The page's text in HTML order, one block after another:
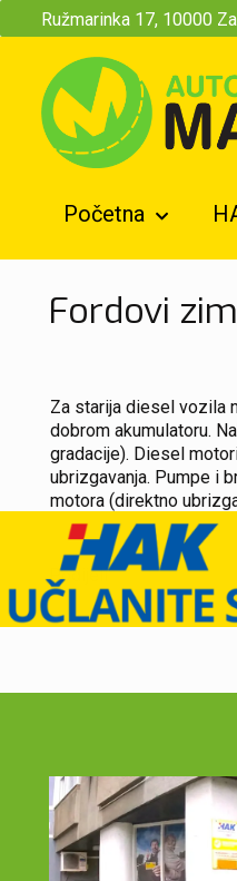
Ružmarinka 17, 10000
Početna
Fordovi
Za starija diesel vozila
dobrom akumulatoru.
gradacije). Diesel
ubrizgavanja. Pumpe i
motora (direktno
Podijeli
modal-check